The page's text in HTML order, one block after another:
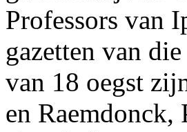
Professors van
gazetten van
van 18 oegst
en Raemdonck,